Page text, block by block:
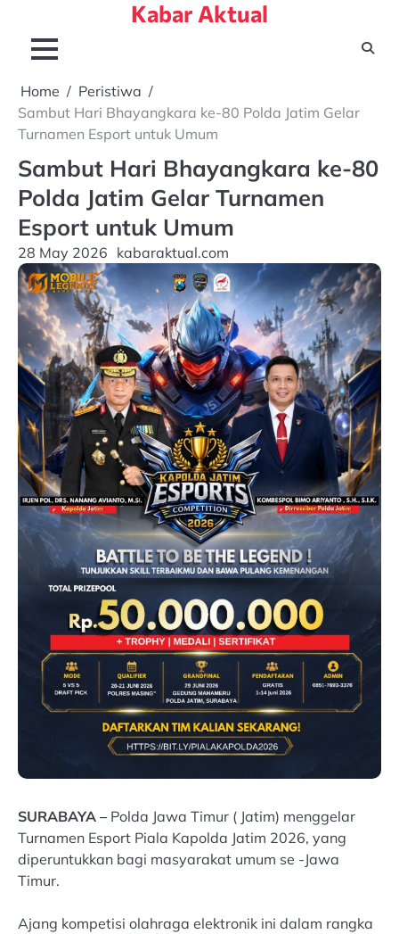
content
Kabar Aktual
Home
Peristiwa
Sambut Hari Bhayangkara ke-80 Polda Jatim Gelar
Turnamen Esport untuk Umum
Sambut Hari Bhayangkara ke-80
Polda Jatim Gelar Turnamen
Esport untuk Umum
28 May 2026 kabaraktual.com
SURABAYA –Polda Jawa Timur ( Jatim) menggelar
Turnamen Esport Piala Kapolda Jatim 2026, yang
diperuntukkan bagi masyarakat umum se -Jawa
Timur.
Ajang kompetisi olahraga elektronik ini dalam rangka